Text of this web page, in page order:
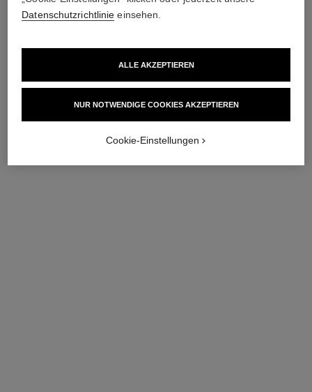
Datenschutzrichtlinie einsehen.
NUR NOTWENDIGE COOKIES AKZEPTIEREN
ALLE AKZEPTIEREN
Cookie-Einstellungen